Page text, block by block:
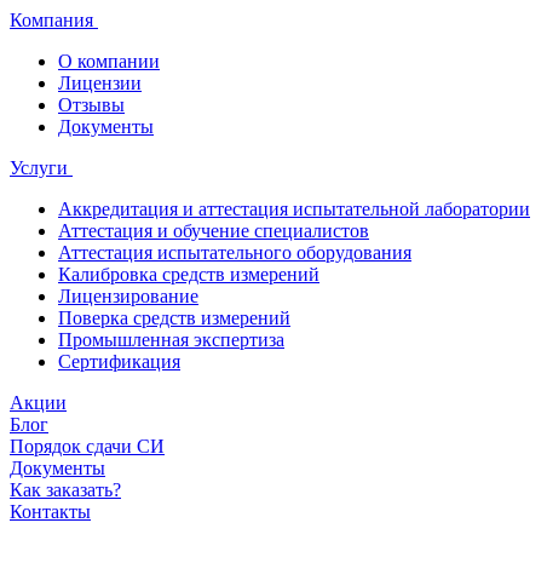
Компания
О компании
Лицензии
Отзывы
Документы
Услуги
Аккредитация и аттестация испытательной лаборатории
Аттестация и обучение специалистов
Аттестация испытательного оборудования
Калибровка средств измерений
Лицензирование
Поверка средств измерений
Промышленная экспертиза
Сертификация
Акции
Блог
Порядок сдачи СИ
Документы
Как заказать?
Контакты